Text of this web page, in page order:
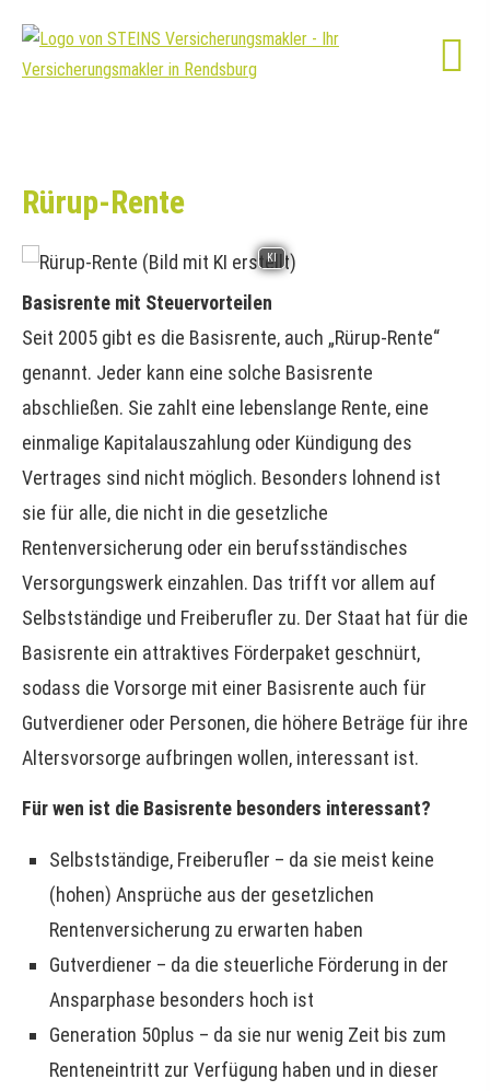
Rürup-Rente
KI
Basisrente mit Steuervorteilen
Seit 2005 gibt es die Basisrente, auch „Rürup-Rente“
genannt. Jeder kann eine solche Basisrente
abschließen. Sie zahlt eine lebenslange Rente, eine
einmalige Kapitalauszahlung oder Kündigung des
Vertrages sind nicht möglich. Besonders lohnend ist
sie für alle, die nicht in die gesetzliche
Rentenversicherung oder ein berufsständisches
Versorgungswerk einzahlen. Das trifft vor allem auf
Selbstständige und Freiberufler zu. Der Staat hat für die
Basisrente ein attraktives Förderpaket geschnürt,
sodass die Vorsorge mit einer Basisrente auch für
Gutverdiener oder Per­sonen, die höhere Beträge für ihre
Alters­vorsorge aufbringen wollen, interessant ist.
Für wen ist die Basisrente besonders interessant?
Selbstständige, Freiberufler – da sie meist keine
(hohen) Ansprüche aus der gesetzlichen
Rentenversicherung zu erwarten haben
Gutverdiener – da die steuerliche Förderung in der
Ansparphase besonders hoch ist
Generation 50plus – da sie nur wenig Zeit bis zum
Renteneintritt zur Verfügung haben und in dieser